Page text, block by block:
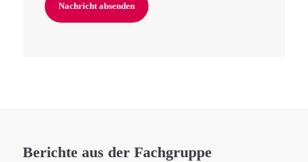
Nachricht absenden
Berichte aus der Fachgruppe